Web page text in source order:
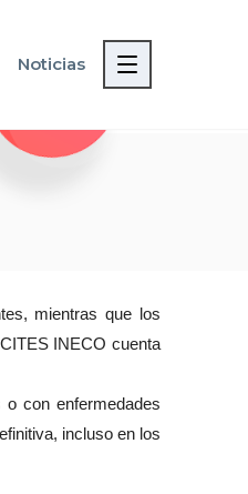
Noticias
mientras que los
INECO cuenta
o con enfermedades
incluso en los